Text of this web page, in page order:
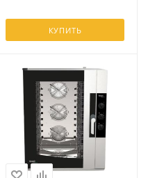
КУПИТЬ